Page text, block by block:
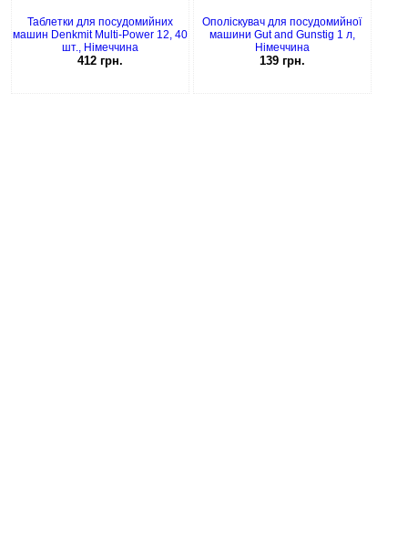
Таблетки для посудомийних
машин Denkmit Multi-Power 12, 40
шт., Німеччина
412 грн.
Ополіскувач для посудомийної
машини Gut and Gunstig 1 л,
Німеччина
139 грн.